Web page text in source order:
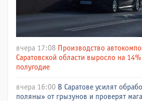
вчера 17:08 Производство
Саратовской области выросло на
полугодие
вчера 16:00 В Саратове усилят
поляны» от грызунов и проверят